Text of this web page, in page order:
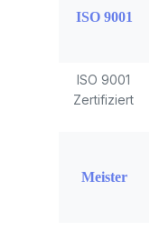
ISO 9001
Zertifiziert